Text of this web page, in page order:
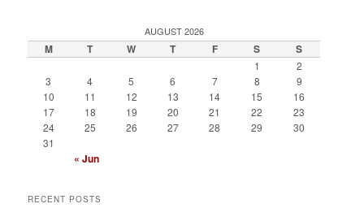
AUGUST 2026
M T W T F S S
1
2
3
4 5 6 7 8
9
10
11 12 13 14 15
16
17
18 19 20 21 22
23
24
25 26 27 28 29
30
31
« Jun
RECENT POSTS